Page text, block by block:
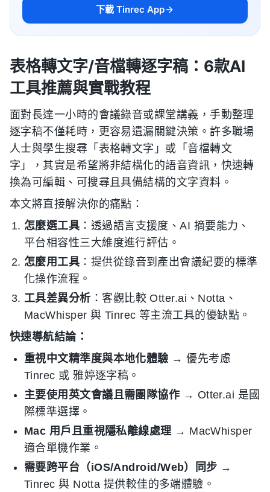
下載 Tinrec App
表格轉文字/音檔轉逐字稿：6款AI
工具推薦與實戰教程
面對長達一小時的會議錄音或課堂講義，手動整理
逐字稿不僅耗時，更容易遺漏關鍵決策。許多職場
人士與學生搜尋「表格轉文字」或「音檔轉文
字」，其實是希望將非結構化的語音資訊，快速轉
換為可編輯、可搜尋且具備結構的文字資料。
本文將直接解決你的痛點：
怎麼選工具 ：透過語言支援度、AI 摘要能力、
平台相容性三大維度進行評估。
怎麼用工具 ：提供從錄音到產出會議紀要的標準
化操作流程。
工具差異分析 ：客觀比較 Otter.ai、Notta、
MacWhisper 與 Tinrec 等主流工具的優缺點。
快速導航結論：
重視中文精準度與本地化體驗 → 優先考慮
Tinrec 或 雅婷逐字稿。
主要使用英文會議且需團隊協作 → Otter.ai 是國
際標準選擇。
Mac 用戶且重視隱私離線處理→ MacWhisper
適合單機作業。
需要跨平台（iOS/Android/Web）同步 →
Tinrec 與 Notta 提供較佳的多端體驗。